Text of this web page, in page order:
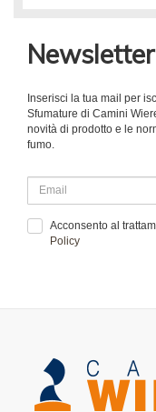
Inserisci la tua mail per
Sfumature di Camini
novità di prodotto e le
fumo.
Acconsento al
Policy